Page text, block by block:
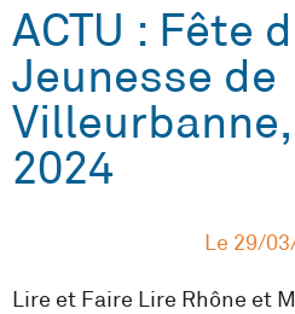
ACTU : Fête
Jeunesse de
2024
Le 29/
Lire et Faire Lire Rhône et